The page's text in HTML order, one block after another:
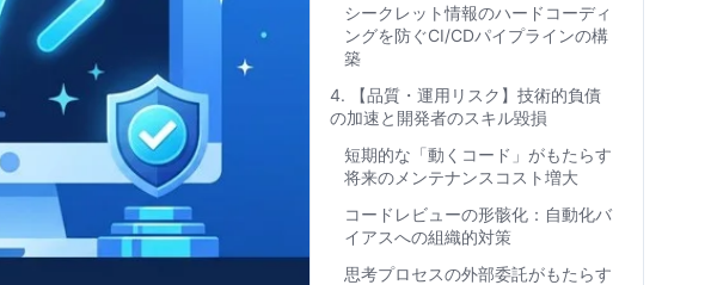
シークレット情報のハードコーディ
ングを防ぐCI/CDパイプラインの構
築
4. 【品質・運用リスク】技術的負債
の加速と開発者のスキル毀損
短期的な「動くコード」がもたらす
将来のメンテナンスコスト増大
コードレビューの形骸化：自動化バ
イアスへの組織的対策
思考プロセスの外部委託がもたらす